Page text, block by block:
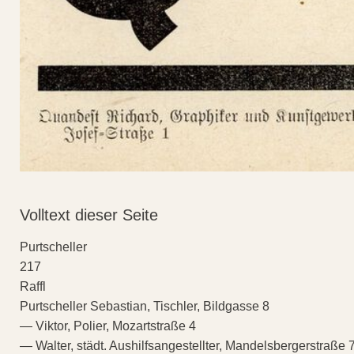
Volltext dieser Seite
Purtscheller
217
Raffl
Purtscheller Sebastian, Tischler, Bildgasse 8
— Viktor, Polier, Mozartstraße 4
— Walter, städt. Aushilfsangestellter, Mandelsbergerstraße